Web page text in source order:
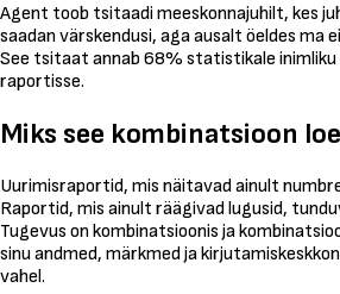
Agent toob tsitaadi meeskonnajuhilt, kes
saadan värskendusi, aga ausalt öeldes ma
See tsitaat annab 68% statistikale inimliku
raportisse.
Miks see kombinatsioon
Uurimisraportid, mis näitavad ainult
Raportid, mis ainult räägivad lugusid,
Tugevus on kombinatsioonis ja
sinu andmed, märkmed ja
vahel.